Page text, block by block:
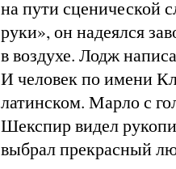
на пути сценической
руки», он надеялся
в воздухе. Лодж
И человек по имени
латинском. Марло с
Шекспир видел
выбрал прекрасный